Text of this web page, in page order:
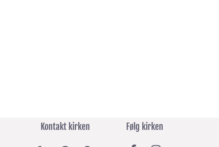
Kontakt kirken Følg kirken